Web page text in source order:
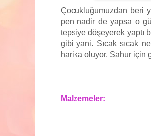
Çocukluğumuzdan beri
pen nadir de yapsa o
tepsiye döşeyerek yaptı
gibi yani. Sıcak sıcak
harika oluyor. Sahur için
Malzemeler: